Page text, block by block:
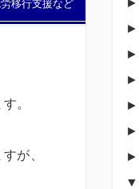
。
が、